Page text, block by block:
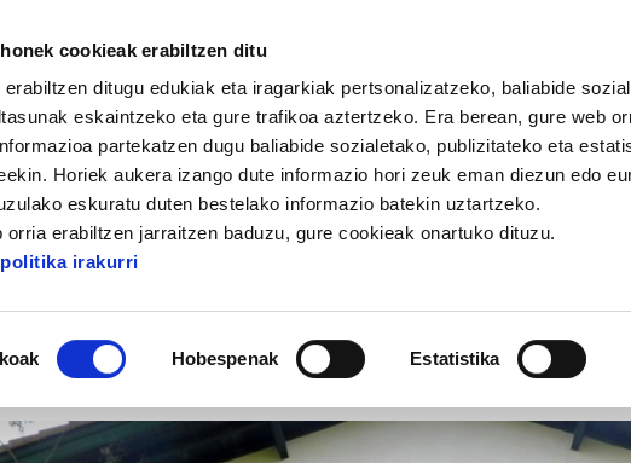
cookieak erabiltzen ditu
erabiltzen ditugu edukiak eta iragarkiak pertsonalizatzeko, baliabide
eskaintzeko eta gure trafikoa aztertzeko. Era berean, gure web
partekatzen dugu baliabide sozialetako, publizitateko eta
Horiek aukera izango dute informazio hori zeuk eman diezun edo
eskuratu duten bestelako informazio batekin uztartzeko.
orria erabiltzen jarraitzen baduzu, gure cookieak onartuko dituzu.
irakurri
Hobespenak Estatistika
Tresna militante berri bat Beskoitzen
Tresna militante berri bat